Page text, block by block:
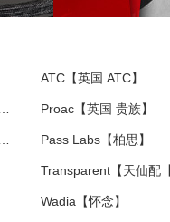
ATC【英国 ATC】
莱文森】 Proac【英国 贵族】
Pass Labs【柏思】
Wadia【怀念】